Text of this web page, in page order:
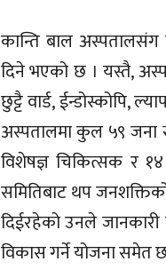
कान्ति बाल अस्पतालसंग
दिने भएको छ । यस्तै,
छुट्टै वार्ड, ईन्डोस्कोपि,
अस्पतालमा कुल ५९ जना
विशेषज्ञ चिकित्सक र
समितिबाट थप
दिईरहेको उनले जानकारी
विकास गर्ने योजना समेत